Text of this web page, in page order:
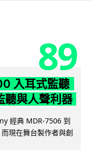
89
入耳式監聽
聽與人聲利器
經典 MDR-7506 到
現在舞台製作者與創